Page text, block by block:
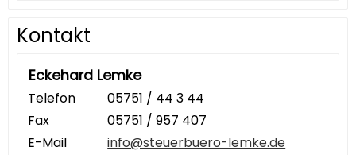
Kontakt
Eckehard Lemke
Telefon
05751 / 44 3 44
Fax
05751 / 957 407
E-Mail
info@steuerbuero-lemke.de